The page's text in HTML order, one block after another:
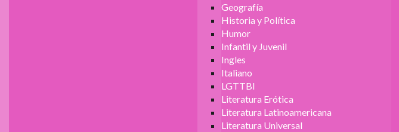
Geografía
Historia y Política
Humor
Infantil y Juvenil
Ingles
Italiano
LGTTBI
Literatura Erótica
Literatura Latinoamericana
Literatura Universal